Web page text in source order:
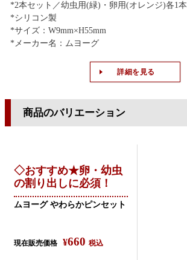
*2本セット／幼虫用(緑)・卵用(オレンジ)各1本
*シリコン製
*サイズ：W9mm×H55mm
*メーカー名：ムヨーグ
詳細を見る
商品のバリエーション
◇おすすめ★卵・幼虫
の割り出しに必須！
ムヨーグ やわらかピンセット
現在販売価格 ¥660 税込